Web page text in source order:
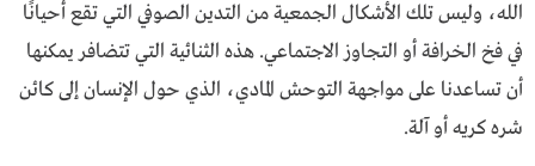
الله، وليس تلك الأشكال الجمعية من التدين الصوفي التي تقع أحيانًا
في فخ الخرافة أو التجاوز الاجتماعي. هذه الثنائية التي تتضافر يمكنها
أن تساعدنا على مواجهة التوحش المادي، الذي حول الإنسان إلى كائن
شره كريه أو آلة.